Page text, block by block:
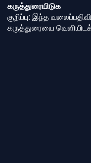
கருத்துரையிடுக
குறிப்பு: இந்த
கருத்துரையை